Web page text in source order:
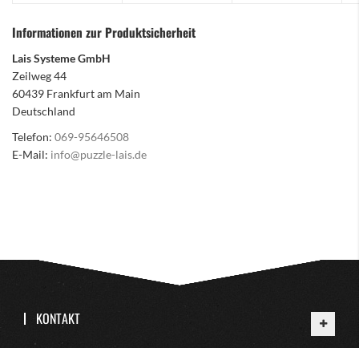
Informationen zur Produktsicherheit
Lais Systeme GmbH
Zeilweg 44
60439 Frankfurt am Main
Deutschland
Telefon: 069-95646508
E-Mail: info@puzzle-lais.de
KONTAKT